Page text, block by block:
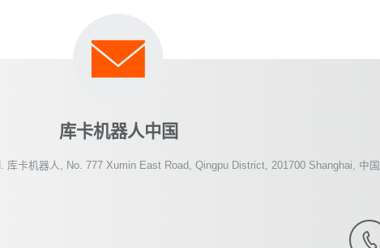
库卡机器人中国
库卡机器人, No. 777 Xumin East Road, Qingpu District, 201700 Shanghai, 中国